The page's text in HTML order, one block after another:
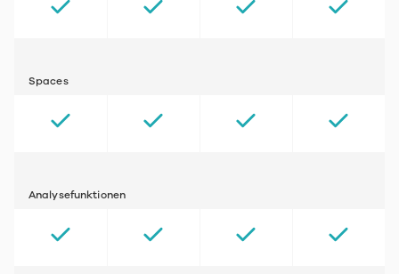
Spaces
Analysefunktionen